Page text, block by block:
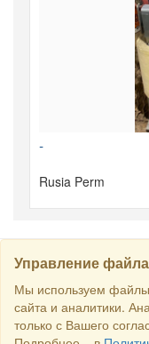
-
Rusia Perm
Управление
Мы используем файлы
сайта и аналитики.
только с Вашего
Semua hak